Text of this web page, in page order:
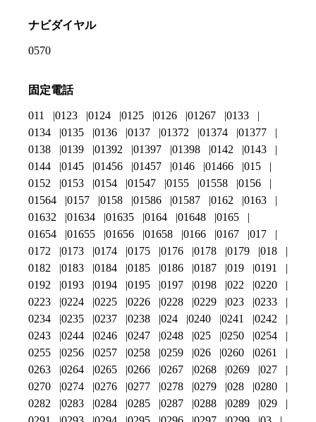
ナビダイヤル
0570
固定電話
011 0123 0124 0125 0126 01267
0133
0134
0135 0136 0137 01372 01374
01377
0138
0139 01392 01397 01398 0142
0143
0144
0145 01456 01457 0146 01466
015
0152
0153 0154 01547 0155 01558
0156
01564
0157 0158 01586 01587 0162
0163
01632
01634 01635 0164 01648
0165
01654
01655 01656 01658 0166 0167
017
0172
0173 0174 0175 0176 0178 0179
018
0182
0183 0184 0185 0186 0187 019
0191
0192
0193 0194 0195 0197 0198 022
0220
0223
0224 0225 0226 0228 0229 023
0233
0234
0235 0237 0238 024 0240 0241
0242
0243
0244 0246 0247 0248 025 0250
0254
0255
0256 0257 0258 0259 026 0260
0261
0263
0264 0265 0266 0267 0268 0269
027
0270
0274 0276 0277 0278 0279 028
0280
0282
0283 0284 0285 0287 0288 0289
029